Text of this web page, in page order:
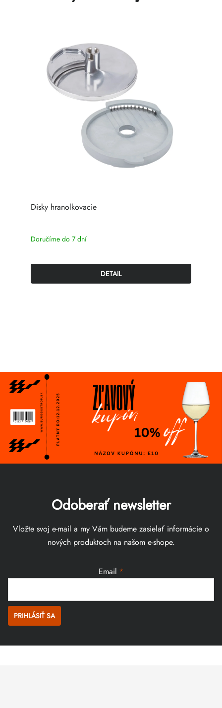
Disky hranolkovacie
Doručíme do 7 dní
DETAIL
Odoberať newsletter
Vložte svoj e-mail a my Vám budeme zasielať informácie o
nových produktoch na našom e-shope.
Email
PRIHLÁSIŤ SA